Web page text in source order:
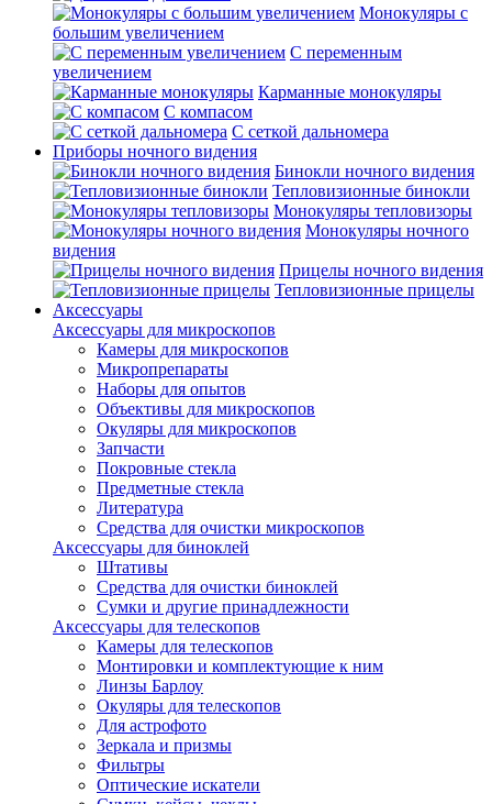
Монокуляры с
большим увеличением
С переменным
увеличением
Карманные монокуляры
С компасом
С сеткой дальномера
Приборы ночного видения
Бинокли ночного видения
Тепловизионные бинокли
Монокуляры тепловизоры
Монокуляры ночного
видения
Прицелы ночного видения
Тепловизионные прицелы
Аксессуары
Аксессуары для микроскопов
Камеры для микроскопов
Микропрепараты
Наборы для опытов
Объективы для микроскопов
Окуляры для микроскопов
Запчасти
Покровные стекла
Предметные стекла
Литература
Средства для очистки микроскопов
Аксессуары для биноклей
Штативы
Средства для очистки биноклей
Сумки и другие принадлежности
Аксессуары для телескопов
Камеры для телескопов
Монтировки и комплектующие к ним
Линзы Барлоу
Окуляры для телескопов
Для астрофото
Зеркала и призмы
Фильтры
Оптические искатели